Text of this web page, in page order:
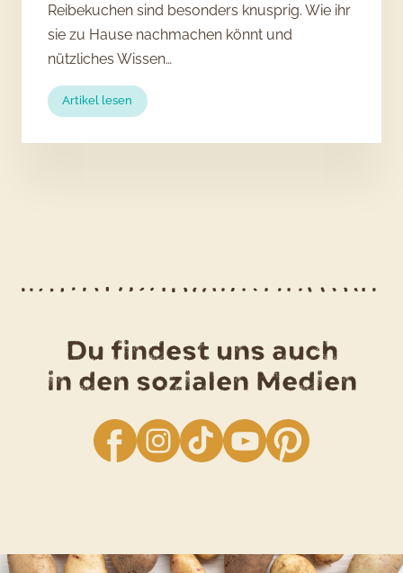
Reibekuchen sind besonders knusprig. Wie ihr
sie zu Hause nachmachen könnt und
nützliches Wissen…
Artikel lesen
Kartoffelpuffer:
Du findest uns auch
in den sozialen Medien
facebookInstagram
TikTok YouTube